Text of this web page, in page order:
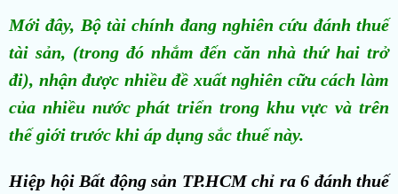
Mới đây, Bộ tài chính đang nghiên cứu đánh thuế
tài sản, (trong đó nhắm đến căn nhà thứ hai trở
đi), nhận được nhiều đề xuất nghiên cữu cách làm
của nhiều nước phát triển trong khu vực và trên
thế giới trước khi áp dụng sắc thuế này.
Hiệp hội Bất động sản TP.HCM chỉ ra 6 đánh thuế